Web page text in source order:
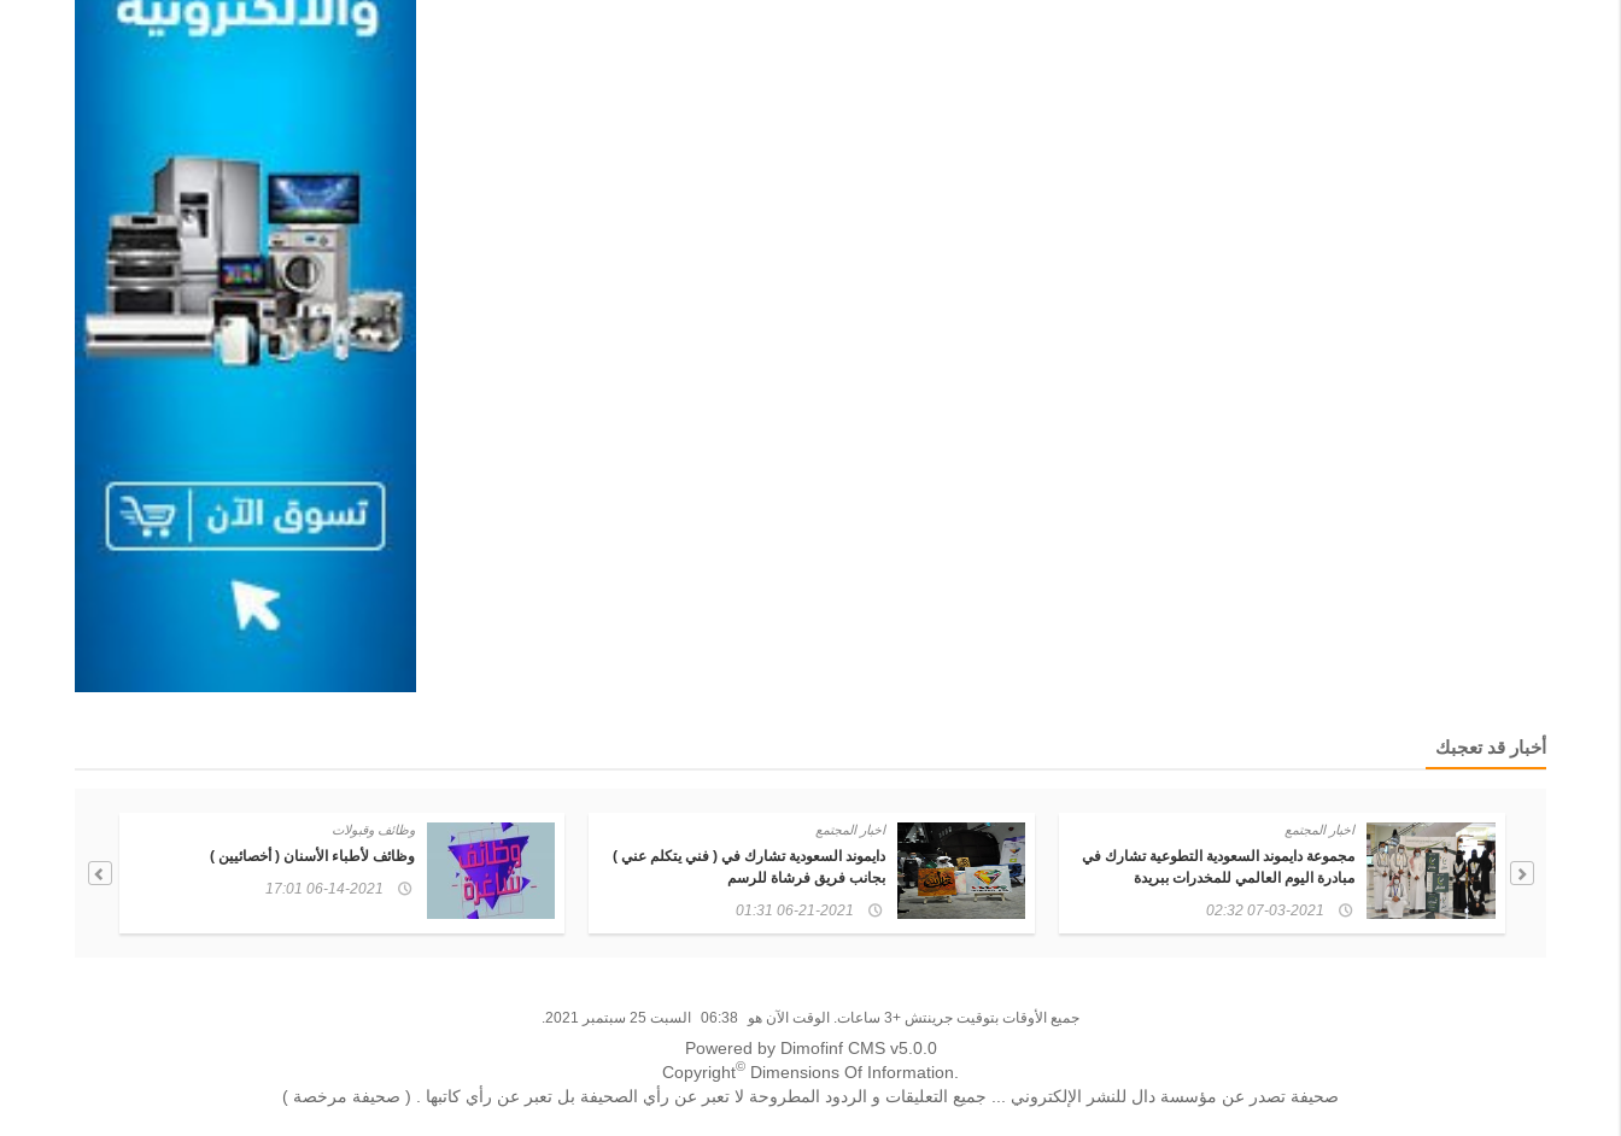
أخبار قد تعجبك
اخبار المجتمع
دايموند السعودية تشارك في ( فني يتكلم عني )
بجانب فريق فرشاة للرسم
06-21-2021 01:31
وظائف وقبولات
وظائف لأطباء الأسنان ( أخصائيين )
06-14-2021 17:01
الاقتصاد
تابي تقدم خدمة (كاش باك) في السعودية و
جميع الأوقات بتوقيت جرينتش +3 ساعات. الوقت الآن هو 06:38 السبت 25 سبتمبر 2021.
Powered by Dimofinf CMS v5.0.0
Copyright© Dimensions Of Information.
صحيفة تصدر عن مؤسسة دال للنشر الإلكتروني ... جميع التعليقات و الردود المطروحة لا تعبر عن رأي الصحيفة بل تعبر عن رأي كاتبها . ( صحيفة مرخصة )